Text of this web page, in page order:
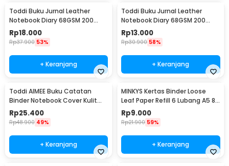
Toddi Buku Jurnal Leather
Notebook Diary 68GSM 200
Halaman Lined A5 - CW-50
Rp18.000
Rp37.900 53%
+ Keranjang
Toddi Buku Jurnal Leather
Notebook Diary 68GSM 200
Halaman Lined A6 - CW-50
Rp13.000
Rp30.900 58%
+ Keranjang
Toddi AIMEE Buku Catatan
Binder Notebook Cover Kulit
Vintage Maple A5 - ZB-16
Rp25.400
Rp48.900 49%
+ Keranjang
MINKYS Kertas Binder Loose
Leaf Paper Refill 6 Lubang A5 80
Pages Horizontal Line - MY5
Rp9.000
Rp21.900 59%
+ Keranjang